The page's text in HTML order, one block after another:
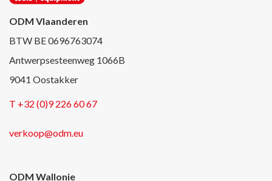
ODM Vlaanderen
BTW BE 0696763074
Antwerpsesteenweg 1066B
9041 Oostakker
T +32 (0)9 226 60 67
verkoop@odm.eu
ODM Wallonie